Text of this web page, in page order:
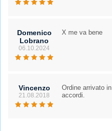
Domenico
Lobrano
06.10.2024
X me va bene
Vincenzo
21.08.2018
Ordine arrivato
accordi.